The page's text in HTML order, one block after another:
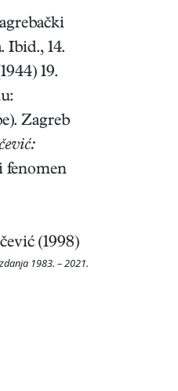
Ibid., 14.
19.
Zagreb
fenomen
(1998)
1983. – 2021.